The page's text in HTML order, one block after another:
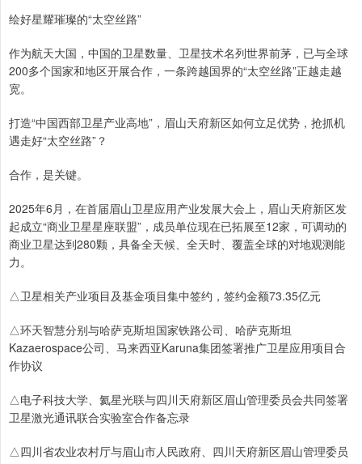
绘好星耀璀璨的“太空丝路”
作为航天大国，中国的卫星数量、卫星技术名列世界前茅，已与全球
200多个国家和地区开展合作，一条跨越国界的“太空丝路”正越走越
宽。
打造“中国西部卫星产业高地”，眉山天府新区如何立足优势，抢抓机
遇走好“太空丝路”？
合作，是关键。
2025年6月，在首届眉山卫星应用产业发展大会上，眉山天府新区发
起成立“商业卫星星座联盟”，成员单位现在已拓展至12家，可调动的
商业卫星达到280颗，具备全天候、全天时、覆盖全球的对地观测能
力。
△卫星相关产业项目及基金项目集中签约，签约金额73.35亿元
△环天智慧分别与哈萨克斯坦国家铁路公司、哈萨克斯坦
Kazaerospace公司、马来西亚Karuna集团签署推广卫星应用项目合
作协议
△电子科技大学、氦星光联与四川天府新区眉山管理委员会共同签署
卫星激光通讯联合实验室合作备忘录
△四川省农业农村厅与眉山市人民政府、四川天府新区眉山管理委员